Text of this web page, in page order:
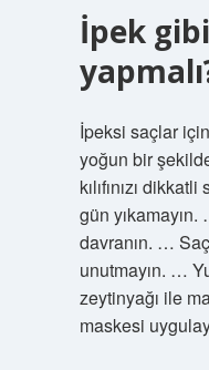
İpek
İpeksi saçlar için
yoğun bir
kılıfınızı
gün
davranın. …
unutmayın. …
zeytinyağı ile
maskesi